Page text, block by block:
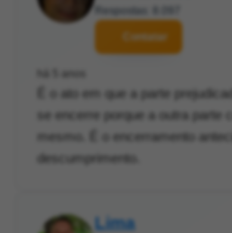
Respostas: 8.097
Contatar
há 5 anos
É o ato em que a parte
se encerre porque a outra parte
mesmo. É o encerramento
descumprimento.
Lima